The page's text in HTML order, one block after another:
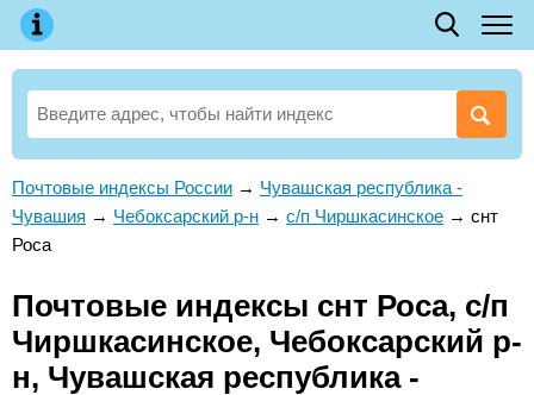
Почтовые индексы России → Чувашская республика -
Чувашия → Чебоксарский р-н → с/п Чиршкасинское → снт
Роса
Почтовые индексы снт Роса, с/п
Чиршкасинское, Чебоксарский р-
н, Чувашская республика -